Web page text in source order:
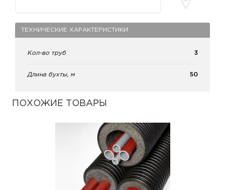
ТЕХНИЧЕСКИЕ ХАРАКТЕРИСТИКИ
Кол-во труб 3
Длина бухты, м 50
ПОХОЖИЕ ТОВАРЫ